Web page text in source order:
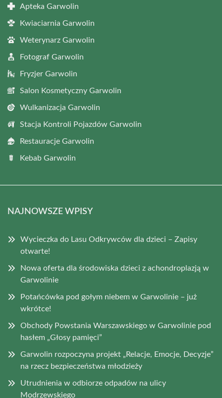
Apteka Garwolin
Kwiaciarnia Garwolin
Weterynarz Garwolin
Fotograf Garwolin
Fryzjer Garwolin
Salon Kosmetyczny Garwolin
Wulkanizacja Garwolin
Stacja Kontroli Pojazdów Garwolin
Restauracje Garwolin
Kebab Garwolin
NAJNOWSZE WPISY
Wycieczka do Lasu Odkrywców dla dzieci – Zapisy
otwarte!
Nowa oferta dla środowiska dzieci z achondroplazją w
Garwolinie
Potańcówka pod gołym niebem w Garwolinie – już
wkrótce!
Obchody Powstania Warszawskiego w Garwolinie pod
hasłem „Głosy pamięci”
Garwolin rozpoczyna projekt „Relacje, Emocje, Decyzje”
na rzecz bezpieczeństwa młodzieży
Utrudnienia w odbiorze odpadów na ulicy
Modrzewskiego